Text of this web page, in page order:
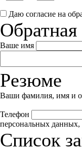
Даю согласие на
Обратная
Ваше имя
Резюме
Ваши фамилия, имя и
Телефон
персональных данных,
Список